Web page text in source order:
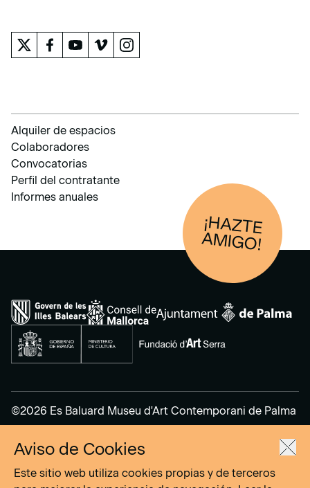
Alquiler de espacios
Colaboradores
Convocatorias
Perfil del contratante
Informes anuales
¡HAZTE
AM
IGO!
©2026 Es Baluard Museu d'Art Contemporani de Palma
Aviso Legal
Política de Privacidad
Aviso de Cookies
Este sitio web utiliza cookies propias y de terceros